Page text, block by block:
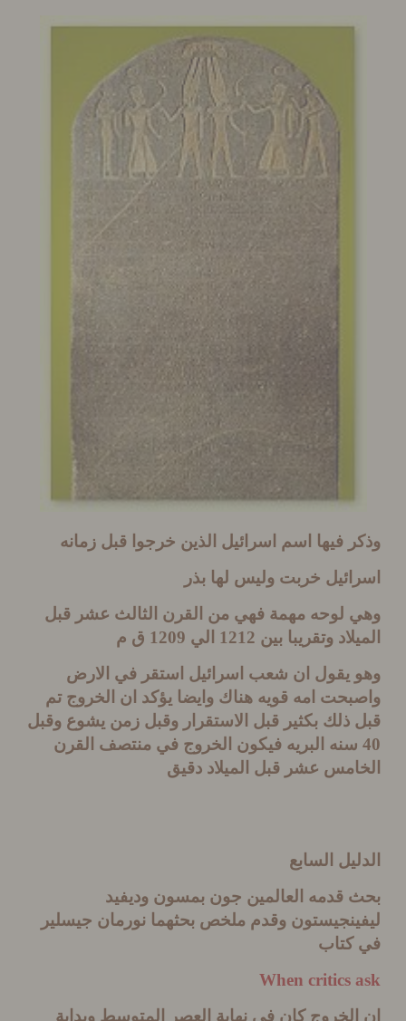
فيها اسم اسرائيل الذين خرجوا قبل زمانه
خربت وليس لها بذر
لوحه مهمة فهي من القرن الثالث عشر قبل
وتقريبا بين 1212 الي1209 ق م
يقول ان شعب اسرائيل استقر في الارض
امه قويه هناك وايضا يؤكد ان الخروج تم
ذلك بكثير قبل الاستقرار وقبل زمن يشوع وقبل
سنه البريه فيكون الخروج في منتصف القرن
عشر قبل الميلاد دقيق
السابع
قدمه العالمين جون بمسون وديفيد
وقدم ملخص بحثهما نورمان جيسلير
When critics
كان في نهاية العصر المتوسط وبداية